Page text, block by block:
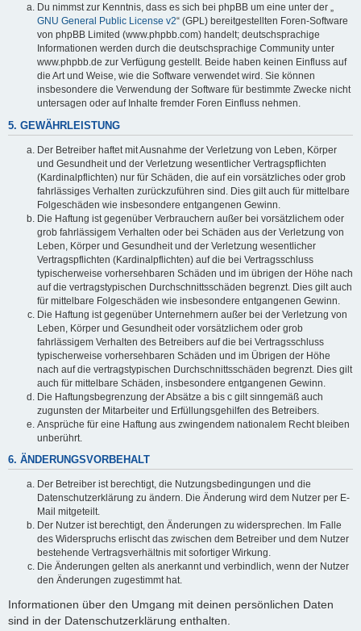
Du nimmst zur Kenntnis, dass es sich bei phpBB um eine unter der „
GNU General Public License v2“ (GPL) bereitgestellten Foren-Software
von phpBB Limited (www.phpbb.com) handelt; deutschsprachige
Informationen werden durch die deutschsprachige Community unter
www.phpbb.de zur Verfügung gestellt. Beide haben keinen Einfluss auf
die Art und Weise, wie die Software verwendet wird. Sie können
insbesondere die Verwendung der Software für bestimmte Zwecke nicht
untersagen oder auf Inhalte fremder Foren Einfluss nehmen.
5. GEWÄHRLEISTUNG
Der Betreiber haftet mit Ausnahme der Verletzung von Leben, Körper
und Gesundheit und der Verletzung wesentlicher Vertragspflichten
(Kardinalpflichten) nur für Schäden, die auf ein vorsätzliches oder grob
fahrlässiges Verhalten zurückzuführen sind. Dies gilt auch für mittelbare
Folgeschäden wie insbesondere entgangenen Gewinn.
Die Haftung ist gegenüber Verbrauchern außer bei vorsätzlichem oder
grob fahrlässigem Verhalten oder bei Schäden aus der Verletzung von
Leben, Körper und Gesundheit und der Verletzung wesentlicher
Vertragspflichten (Kardinalpflichten) auf die bei Vertragsschluss
typischerweise vorhersehbaren Schäden und im übrigen der Höhe nach
auf die vertragstypischen Durchschnittsschäden begrenzt. Dies gilt auch
für mittelbare Folgeschäden wie insbesondere entgangenen Gewinn.
Die Haftung ist gegenüber Unternehmern außer bei der Verletzung von
Leben, Körper und Gesundheit oder vorsätzlichem oder grob
fahrlässigem Verhalten des Betreibers auf die bei Vertragsschluss
typischerweise vorhersehbaren Schäden und im Übrigen der Höhe
nach auf die vertragstypischen Durchschnittsschäden begrenzt. Dies gilt
auch für mittelbare Schäden, insbesondere entgangenen Gewinn.
Die Haftungsbegrenzung der Absätze a bis c gilt sinngemäß auch
zugunsten der Mitarbeiter und Erfüllungsgehilfen des Betreibers.
Ansprüche für eine Haftung aus zwingendem nationalem Recht bleiben
unberührt.
6. ÄNDERUNGSVORBEHALT
Der Betreiber ist berechtigt, die Nutzungsbedingungen und die
Datenschutzerklärung zu ändern. Die Änderung wird dem Nutzer per E-
Mail mitgeteilt.
Der Nutzer ist berechtigt, den Änderungen zu widersprechen. Im Falle
des Widerspruchs erlischt das zwischen dem Betreiber und dem Nutzer
bestehende Vertragsverhältnis mit sofortiger Wirkung.
Die Änderungen gelten als anerkannt und verbindlich, wenn der Nutzer
den Änderungen zugestimmt hat.
Informationen über den Umgang mit deinen persönlichen Daten
sind in der Datenschutzerklärung enthalten.